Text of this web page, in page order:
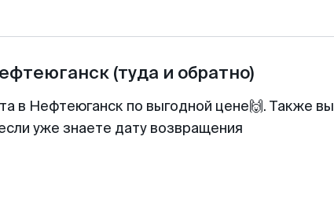
(туда и обратно)
в Нефтеюганск по выгодной цене🙌. Также вы
уже знаете дату возвращения